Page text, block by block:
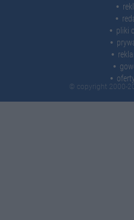
pliki
© copyright 2000-